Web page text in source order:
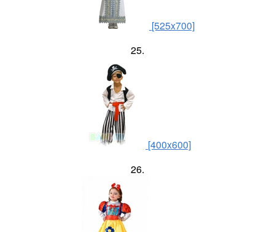
[525x700]
25.
[400x600]
26.